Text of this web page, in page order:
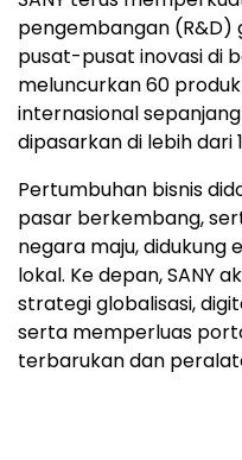
pengembangan (R&D)
pusat-pusat inovasi di
meluncurkan 60
internasional sepanjang
dipasarkan di lebih dari
Pertumbuhan bisnis
pasar berkembang,
negara maju, didukung
lokal. Ke depan, SANY
strategi globalisasi,
serta memperluas
terbarukan dan